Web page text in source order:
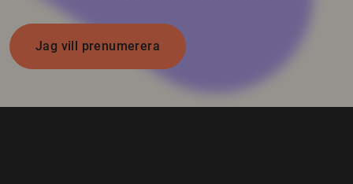
Jag vill prenumerera